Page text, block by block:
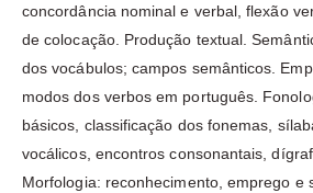
concordância nominal e verbal, flexão
de colocação. Produção textual.
dos vocábulos; campos semânticos.
modos dos verbos em português.
básicos, classificação dos fonemas,
vocálicos, encontros consonantais,
Morfologia: reconhecimento, emprego e